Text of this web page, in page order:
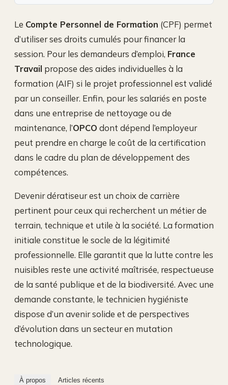
Le Compte Personnel de Formation (CPF) permet
d’utiliser ses droits cumulés pour financer la
session. Pour les demandeurs d’emploi, France
Travail propose des aides individuelles à la
formation (AIF) si le projet professionnel est validé
par un conseiller. Enfin, pour les salariés en poste
dans une entreprise de nettoyage ou de
maintenance, l’OPCO dont dépend l’employeur
peut prendre en charge le coût de la certification
dans le cadre du plan de développement des
compétences.
Devenir dératiseur est un choix de carrière
pertinent pour ceux qui recherchent un métier de
terrain, technique et utile à la société. La formation
initiale constitue le socle de la légitimité
professionnelle. Elle garantit que la lutte contre les
nuisibles reste une activité maîtrisée, respectueuse
de la santé publique et de la biodiversité. Avec une
demande constante, le technicien hygiéniste
dispose d’un avenir solide et de perspectives
d’évolution dans un secteur en mutation
technologique.
À propos Articles récents